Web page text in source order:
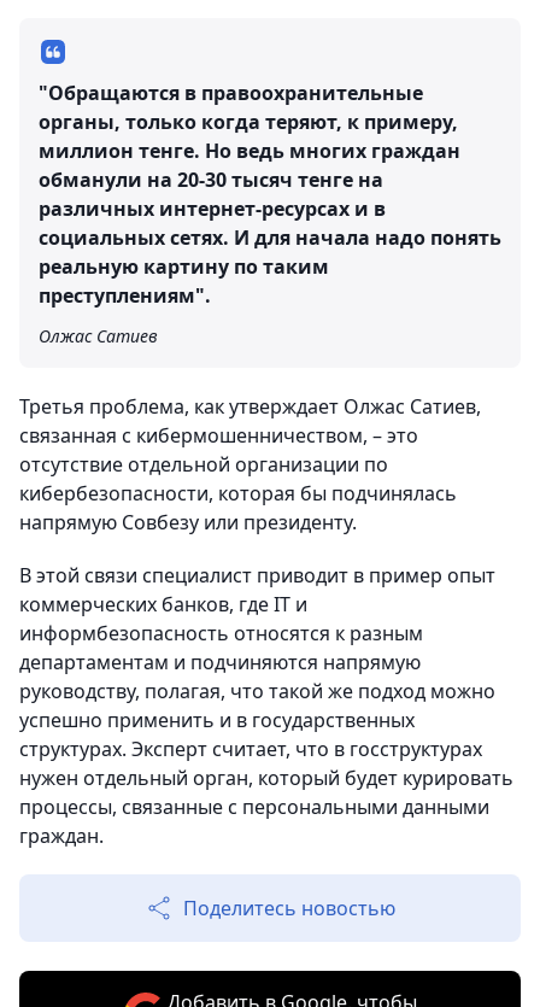
"Обращаются в правоохранительные
органы, только когда теряют, к примеру,
миллион тенге. Но ведь многих граждан
обманули на 20-30 тысяч тенге на
различных интернет-ресурсах и в
социальных сетях. И для начала надо понять
реальную картину по таким
преступлениям".
Олжас Сатиев
Третья проблема, как утверждает Олжас Сатиев,
связанная с кибермошенничеством, – это
отсутствие отдельной организации по
кибербезопасности, которая бы подчинялась
напрямую Совбезу или президенту.
В этой связи специалист приводит в пример опыт
коммерческих банков, где IT и
информбезопасность относятся к разным
департаментам и подчиняются напрямую
руководству, полагая, что такой же подход можно
успешно применить и в государственных
структурах. Эксперт считает, что в госструктурах
нужен отдельный орган, который будет курировать
процессы, связанные с персональными данными
граждан.
Поделитесь новостью